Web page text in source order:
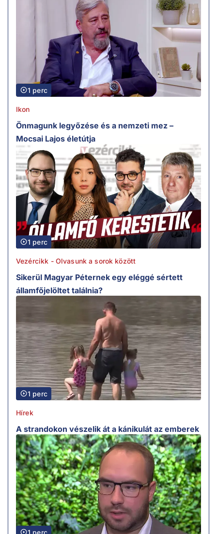
1 perc
Ikon
Önmagunk legyőzése és a nemzeti mez –
Mocsai Lajos életútja
1 perc
Vezércikk - Olvasunk a sorok között
Sikerül Magyar Péternek egy eléggé sértett
államfőjelöltet találnia?
1 perc
Hírek
A strandokon vészelik át a kánikulát az emberek
1 perc